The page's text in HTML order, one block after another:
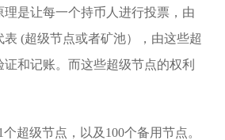
理是让每一个持币人进行投票，由
(超级节点或者矿池），由这些超
和记账。而这些超级节点的权利
超级节点，以及100个备用节点。